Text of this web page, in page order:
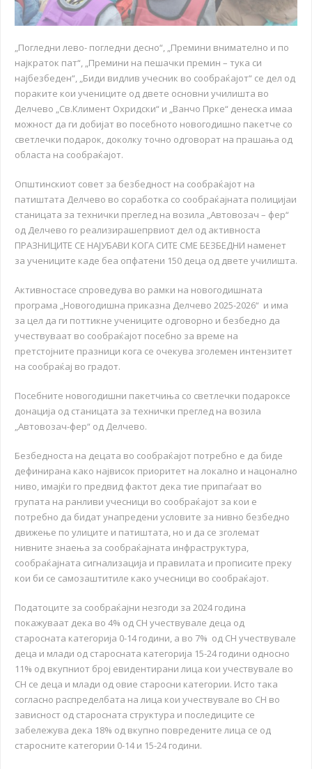
„Погледни лево- погледни десно“, „Премини внимателно и по
најкраток пат“, „Премини на пешачки премин – тука си
најбезбеден“, „Биди видлив учесник во сообраќајот“ се дел од
пораките кои учениците од двете основни училишта во
Делчево „Св.Климент Охридски“ и „Ванчо Прке“ денеска имаа
можност да ги добијат во посебното новогодишно пакетче со
светлечки подарок, доколку точно одговорат на прашања од
областа на сообраќајот.
Општинскиот совет за безбедност на сообраќајот на
патиштата Делчево во соработка со сообраќајната полицијаи
станицата за технички преглед на возила „Автовозач – фер“
од Делчево го реализирашепрвиот дел од активноста
ПРАЗНИЦИТЕ СЕ НАЈУБАВИ КОГА СИТЕ СМЕ БЕЗБЕДНИ наменет
за учениците каде беа опфатени 150 деца од двете училишта.
Активностасе спроведува во рамки на новогодишната
програма „Новогодишна приказна Делчево 2025-2026“ и има
за цел да ги поттикне учениците одговорно и безбедно да
учествуваат во сообраќајот посебно за време на
претстојните празници кога се очекува зголемен интензитет
на сообраќај во градот.
Посебните новогодишни пакетчиња со светлечки подароксе
донација од станицата за технички преглед на возила
„Автовозач-фер“ од Делчево.
Безбедноста на децата во сообраќајот потребно е да биде
дефинирана како највисок приоритет на локално и нацонално
ниво, имајќи го предвид фактот дека тие припаѓаат во
групата на ранливи учесници во сообраќајот за кои е
потребно да бидат унапредени условите за нивно безбедно
движење по улиците и патиштата, но и да се зголемат
нивните знаења за сообраќајната инфраструктура,
сообраќајната сигнализација и правилата и прописите преку
кои би се самозаштитиле како учесници во сообраќајот.
Податоците за сообраќајни незгоди за 2024 година
покажуваат дека во 4% од СН учествувале деца од
старосната категорија 0-14 години, а во 7% од СН учествувале
деца и млади од старосната категорија 15-24 години односно
11% од вкупниот број евидентирани лица кои учествувале во
СН се деца и млади од овие старосни категории. Исто така
согласно распределбата на лица кои учествувале во СН во
зависност од старосната структура и последиците се
забележува дека 18% од вкупно повредените лица се од
старосните категории 0-14 и 15-24 години.